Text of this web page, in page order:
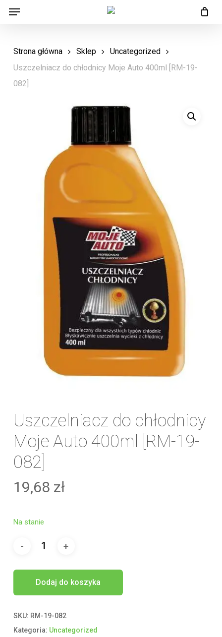
Skip
content
Menu
Strona główna Sklep
Uncategorized
Uszczelniacz do chłodnicy Moje Auto 400ml [RM-19-
082]
Uszczelniacz do chłodnicy
Moje Auto 400ml [RM-19-
082]
19,68 zł
Na stanie
Dodaj do koszyka
SKU: RM-19-082
Kategoria: Uncategorized
Menu